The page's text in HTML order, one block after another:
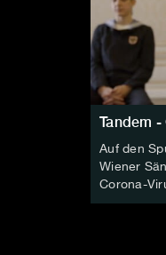
Tandem
Auf den
Wiener
Corona-